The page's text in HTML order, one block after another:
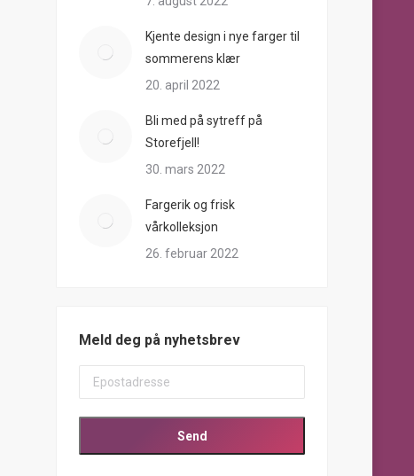
Kjente design i nye farger til
sommerens klær
20. april 2022
Bli med på sytreff på
Storefjell!
30. mars 2022
Fargerik og frisk
vårkolleksjon
26. februar 2022
Meld deg på nyhetsbrev